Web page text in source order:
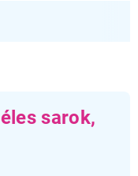
sarok,